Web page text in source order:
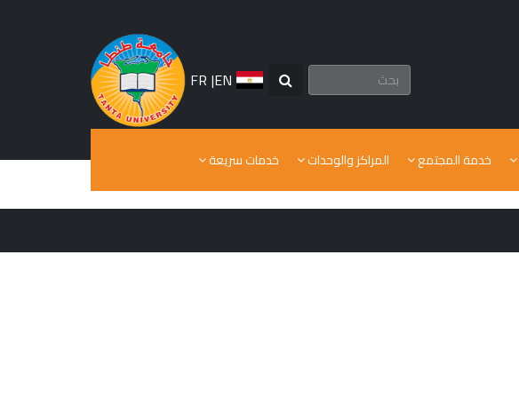
EN
|
FR
خدمة المجتمع المراكز والوحدات خدمات سريعة